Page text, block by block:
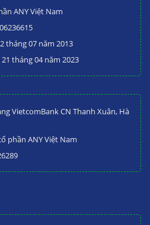
ANY Việt Nam
tháng 07 năm 2013
21 tháng 04 năm 2023
VietcomBank CN Thanh Xuân, Hà
phần ANY Việt Nam